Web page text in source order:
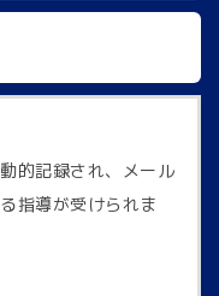
的記録され、メール
指導が受けられま